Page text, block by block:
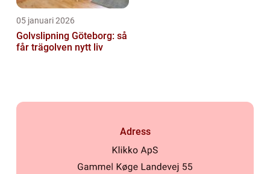
05 januari 2026
Golvslipning Göteborg: så
får trägolven nytt liv
Adress